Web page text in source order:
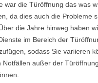
war die Türöffnung das was
da dies auch die Probleme
die Jahre hinweg haben
im Bereich der
sodass Sie variieren
Notfällen außer der